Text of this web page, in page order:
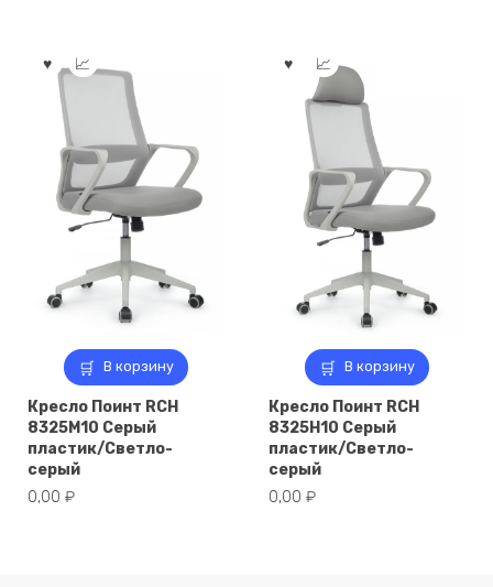
В корзину
Кресло Поинт RCH
8325M10 Серый
пластик/Светло-
серый
0,00 ₽
В корзину
Кресло Поинт RCH
8325H10 Серый
пластик/Светло-
серый
0,00 ₽